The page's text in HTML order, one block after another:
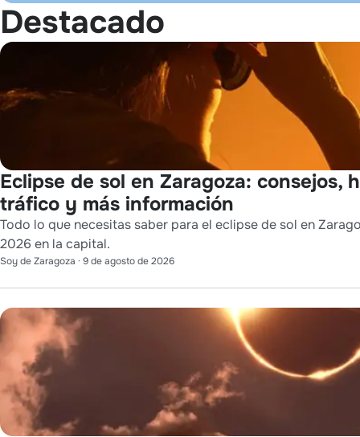
Destacado
Eclipse de sol en Zaragoza: consejos,
tráfico y más información
Todo lo que necesitas saber para el eclipse de sol en
2026 en la capital.
Soy de Zaragoza · 9 de agosto de 2026